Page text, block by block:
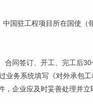
国驻工程项目所在国使
同签订、开工、完工后
业务系统填写《对外承包
企业应及时妥善处理并立